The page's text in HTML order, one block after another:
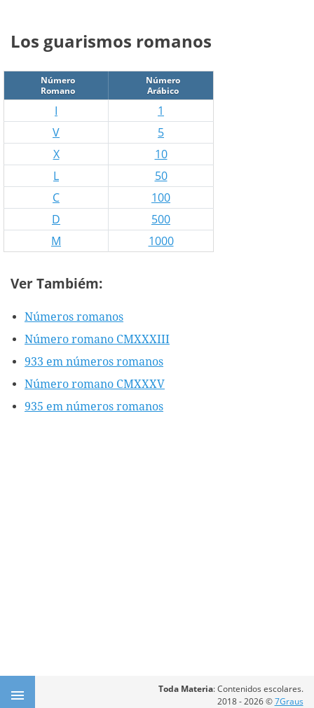
Los guarismos romanos
Número
Romano
Número
Arábico
I
1
V
5
X
10
L
50
C
100
D
500
M
1000
Ver Tambiém:
Números romanos
Número romano CMXXXIII
933 em números romanos
Número romano CMXXXV
935 em números romanos
Toda Materia: Contenidos escolares.
2018 - 2026 ©7Graus